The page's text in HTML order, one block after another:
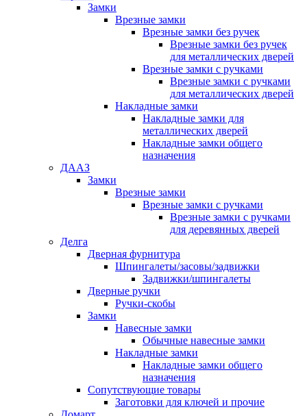
Замки
Врезные замки
Врезные замки без ручек
Врезные замки без ручек
для металлических дверей
Врезные замки с ручками
Врезные замки с ручками
для металлических дверей
Накладные замки
Накладные замки для
металлических дверей
Накладные замки общего
назначения
ДААЗ
Замки
Врезные замки
Врезные замки с ручками
Врезные замки с ручками
для деревянных дверей
Делга
Дверная фурнитура
Шпингалеты/засовы/задвижки
Задвижки/шпингалеты
Дверные ручки
Ручки-скобы
Замки
Навесные замки
Обычные навесные замки
Накладные замки
Накладные замки общего
назначения
Сопутствующие товары
Заготовки для ключей и прочие